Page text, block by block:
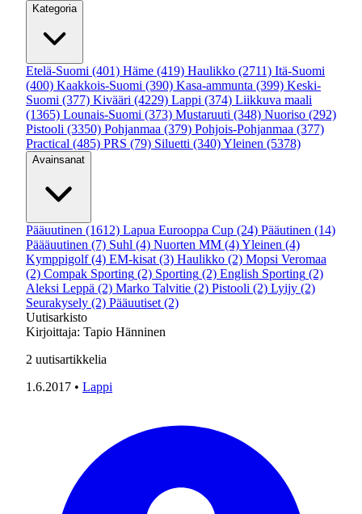
Kategoria
Etelä-Suomi (401) Häme (419) Haulikko (2711) Itä-Suomi
(400) Kaakkois-Suomi (390) Kasa-ammunta (399) Keski-
Suomi (377) Kivääri (4229) Lappi (374) Liikkuva maali
(1365) Lounais-Suomi (373) Mustaruuti (348) Nuoriso (292)
Pistooli (3350) Pohjanmaa (379) Pohjois-Pohjanmaa (377)
Practical (485) PRS (79) Siluetti (340)Yleinen (5378)
Avainsanat
Pääuutinen (1612) Lapua Eurooppa Cup (24) Pääutinen (14)
Päääuutinen (7) Suhl (4) Nuorten MM (4)Yleinen (4)
Kymppigolf (4) EM-kisat (3) Haulikko (2) Mopsi Veromaa
(2) Compak Sporting (2) Sporting (2) English Sporting (2)
Aleksi Leppä (2) Marko Talvitie (2) Pistooli (2) Lyijy (2)
Seurakysely (2) Pääuutiset (2)
Uutisarkisto
Kirjoittaja: Tapio Hänninen
2 uutisartikkelia
1.6.2017 • Lappi